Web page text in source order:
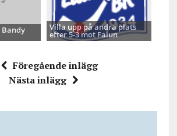
Villa upp på andra plats
efter 5-3 mot Falun
Föregående inlägg
Nästa inlägg